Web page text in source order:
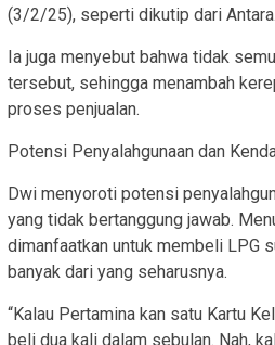
(3/2/25), seperti dikutip dari Antara
Ia juga menyebut bahwa tidak
tersebut, sehingga menambah
proses penjualan.
Potensi Penyalahgunaan dan
Dwi menyoroti potensi
yang tidak bertanggung jawab.
dimanfaatkan untuk membeli LPG
banyak dari yang seharusnya.
“Kalau Pertamina kan satu Kartu
beli dua kali dalam sebulan. Nah,